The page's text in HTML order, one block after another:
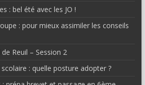
: bel été avec les JO !
: pour mieux assimiler les conseils
Reuil – Session 2
: quelle posture adopter ?